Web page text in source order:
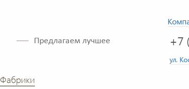
Предлагаем лучшее +7
ул.
Фабрики